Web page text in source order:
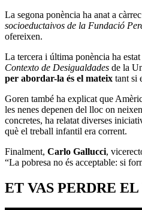
La segona ponència ha anat a
socioeductaivos de la Fundació
ofereixen.
La tercera i última ponència ha estat
Contexto de Desigualdades de la
per abordar-la és el mateix tant si
Goren també ha explicat que
les nenes depenen del lloc on
concretes, ha relatat diverses
què el treball infantil era corrent.
Finalment, Carlo Gallucci,
“La pobresa no és acceptable: si
ET VAS PERDRE